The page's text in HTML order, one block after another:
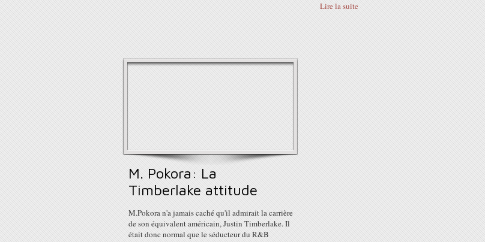
Lire la suite
M. Pokora: La
Timberlake attitude
M.Pokora n'a jamais caché qu'il admirait la carrière
de son équivalent américain, Justin Timberlake. Il
était donc normal que le séducteur du R&B